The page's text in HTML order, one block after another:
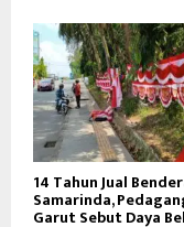
14 Tahun Jual
Samarinda,
Garut Sebut Daya